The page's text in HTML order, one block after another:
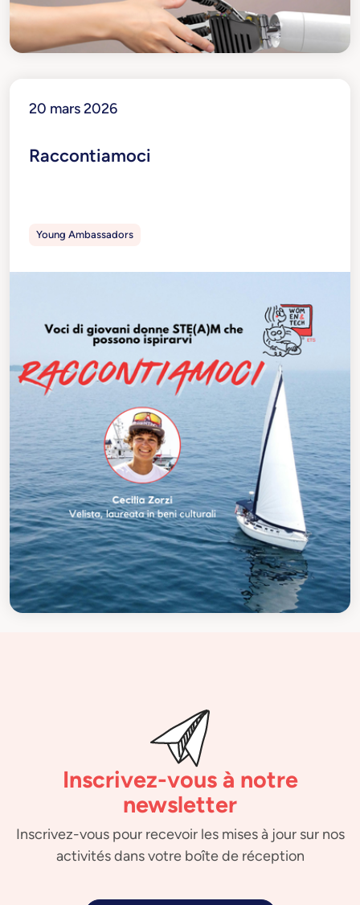
20 mars 2026
Raccontiamoci
Young Ambassadors
Inscrivez-vous à notre
newsletter
Inscrivez-vous pour recevoir les mises à jour sur nos
activités dans votre boîte de réception